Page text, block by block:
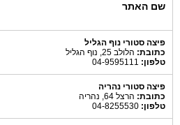
שם האתר
פיצה סטורי נוף הגליל
כתובת: הלולב 25, נוף הגליל
טלפון:
פיצה סטורי נהריה
כתובת: הרצל 64, נהריה
טלפון: